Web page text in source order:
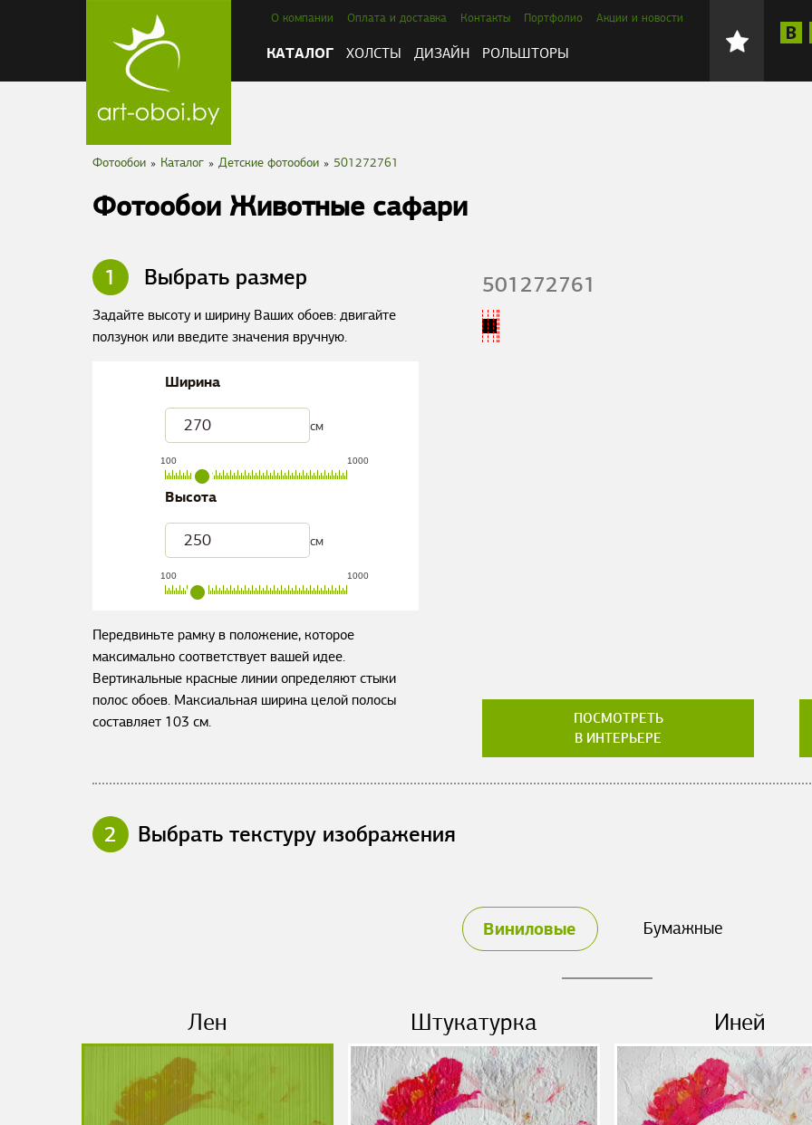
О компании Оплата и доставка Контакты Портфолио Акции и новости
КАТАЛОГ ХОЛСТЫ ДИЗАЙН РОЛЬШТОРЫ
Фотообои » Каталог » Детские фотообои » 501272761
Фотообои Животные сафари
1 Выбрать размер
Задайте высоту и ширину Ваших обоев: двигайте
ползунок или введите значения вручную.
Ширина
см
100 1000
Высота
см
100 1000
Передвиньте рамку в положение, которое
максимально соответствует вашей идее.
Вертикальные красные линии определяют стыки
полос обоев. Максиальная ширина целой полосы
составляет 103 см.
501272761
ПОСМОТРЕТЬ
В ИНТЕРЬЕРЕ
2 Выбрать текстуру изображения
Виниловые Бумажные
Лен Штукатурка Иней